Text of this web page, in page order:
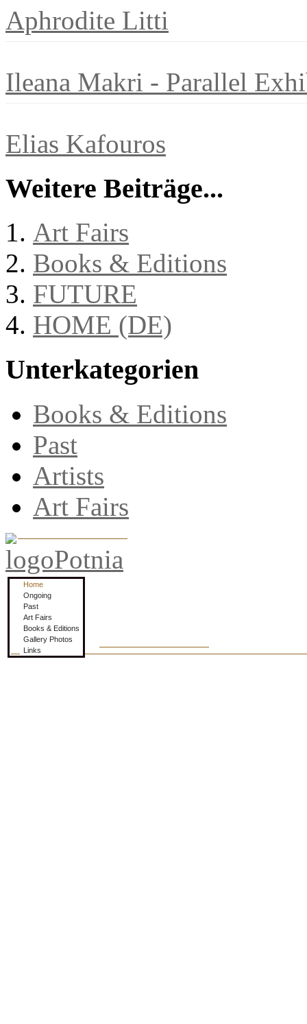
Aphrodite Litti
Ileana Makri - Parallel
Elias Kafouros
Weitere Beiträge...
Art Fairs
Books & Editions
FUTURE
HOME (DE)
Unterkategorien
Books & Editions
Past
Artists
Art Fairs
Home
Ongoing
Past
Art Fairs
Books & Editions
Gallery Photos
Links